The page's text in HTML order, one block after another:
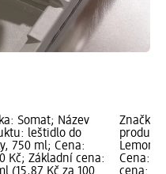
Somat; Název
leštidlo do
750 ml; Cena:
Kč; Základní cena:
Značka:
Lemon
Cena: